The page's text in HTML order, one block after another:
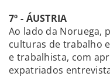
7º - ÁUSTRIA
Ao lado da Noruega,
culturas de trabalho
e trabalhista, com
expatriados